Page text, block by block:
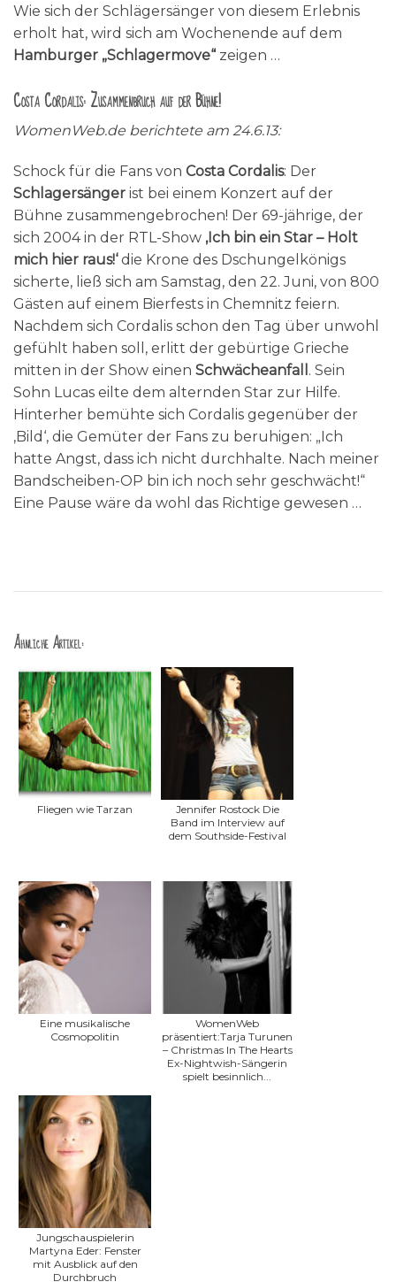
Wie sich der Schlägersänger von diesem Erlebnis
erholt hat, wird sich am Wochenende auf dem
Hamburger „Schlagermove“ zeigen …
Costa Cordalis: Zusammenbruch auf der Bühne!
WomenWeb.de berichtete am 24.6.13:
Schock für die Fans von Costa Cordalis: Der
Schlagersänger ist bei einem Konzert auf der
Bühne zusammengebrochen! Der 69-jährige, der
sich 2004 in der RTL-Show ‚Ich bin ein Star – Holt
mich hier raus!‘die Krone des Dschungelkönigs
sicherte, ließ sich am Samstag, den 22. Juni, von 800
Gästen auf einem Bierfests in Chemnitz feiern.
Nachdem sich Cordalis schon den Tag über unwohl
gefühlt haben soll, erlitt der gebürtige Grieche
mitten in der Show einen Schwächeanfall . Sein
Sohn Lucas eilte dem alternden Star zur Hilfe.
Hinterher bemühte sich Cordalis gegenüber der
‚Bild‘, die Gemüter der Fans zu beruhigen: „Ich
hatte Angst, dass ich nicht durchhalte. Nach meiner
Bandscheiben-OP bin ich noch sehr geschwächt!“
Eine Pause wäre da wohl das Richtige gewesen …
Ähnliche Artikel:
Fliegen wie Tarzan
Jennifer Rostock Die
Band im Interview auf
dem Southside-Festival
Eine musikalische
Cosmopolitin
WomenWeb
präsentiert:Tarja Turunen
– Christmas In The Hearts
Ex-Nightwish-Sängerin
spielt besinnlich...
Jungschauspielerin
Martyna Eder: Fenster
mit Ausblick auf den
Durchbruch